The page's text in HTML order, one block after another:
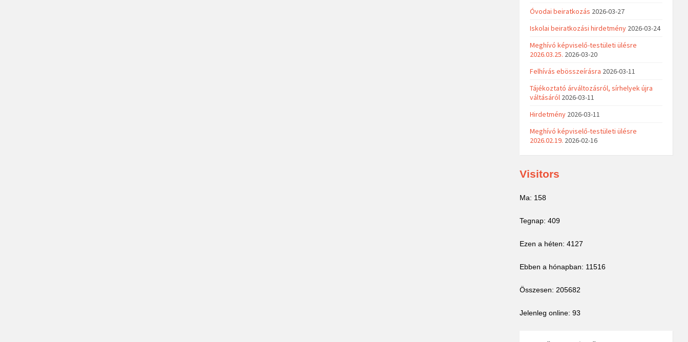
Óvodai beiratkozás 2026-03-27
Iskolai beiratkozási hirdetmény 2026-03-24
Meghívó képviselő-testületi ülésre
2026.03.25. 2026-03-20
Felhívás ebösszeírásra 2026-03-11
Tájékoztató árváltozásról, sírhelyek újra
váltásáról 2026-03-11
Hirdetmény 2026-03-11
Meghívó képviselő-testületi ülésre
2026.02.19. 2026-02-16
Visitors
Ma: 158
Tegnap: 409
Ezen a héten: 4127
Ebben a hónapban: 11516
Összesen: 205682
Jelenleg online: 93